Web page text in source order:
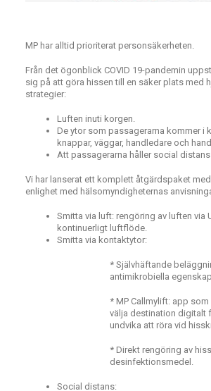
MP har alltid prioriterat personsäkerheten.
Från det ögonblick COVID 19-pandemin
sig på att göra hissen till en säker plats med
strategier:
Luften inuti korgen.
De ytor som passagerarna kommer i
knappar, väggar, handledare och
Att passagerarna håller social
Vi har lanserat ett komplett åtgärdspaket
enlighet med hälsomyndigheternas
Smitta via luft: rengöring av luften via
kontinuerligt luftflöde.
Smitta via kontaktytor:
* Självhäftande
antimikrobiella
* MP Callmylift: app
välja destination digitalt
undvika att röra vid
* Direkt rengöring av
desinfektionsmedel.
Social distans: